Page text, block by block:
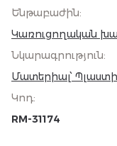
Ենթաբաժին:
Կառուցողական
Նկարագրություն:
Մատերիալ՝
Կոդ:
RM-31174